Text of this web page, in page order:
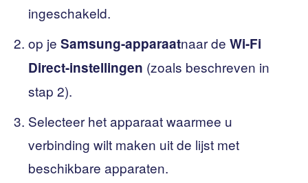
ingeschakeld.
op je Samsung-apparaatnaar de Wi-Fi
Direct-instellingen (zoals beschreven in
stap 2).
Selecteer het apparaat waarmee u
verbinding wilt maken uit de lijst met
beschikbare apparaten.